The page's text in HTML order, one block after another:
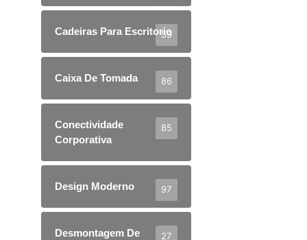
Cadeiras Para Escritorio
59
Caixa De Tomada 86
Conectividade
Corporativa
85
Design Moderno 97
Desmontagem De
27